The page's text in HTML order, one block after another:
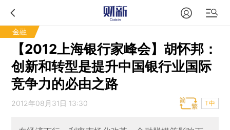
金融
【2012上海银行家峰会】胡怀邦：
创新和转型是提升中国银行业国际
竞争力的必由之路
2012年08月31日 13:30 T中